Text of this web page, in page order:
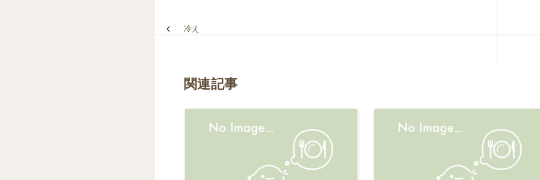
冷え
関連記事